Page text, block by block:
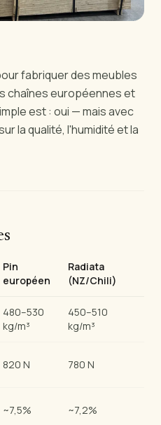
fabriquer des meubles
chaînes européennes et
est : oui — mais avec
la qualité, l'humidité et la
Pin
européen
Radiata
(NZ/Chili)
480–530
kg/m³
450–510
kg/m³
820 N 780 N
~7,5% ~7,2%